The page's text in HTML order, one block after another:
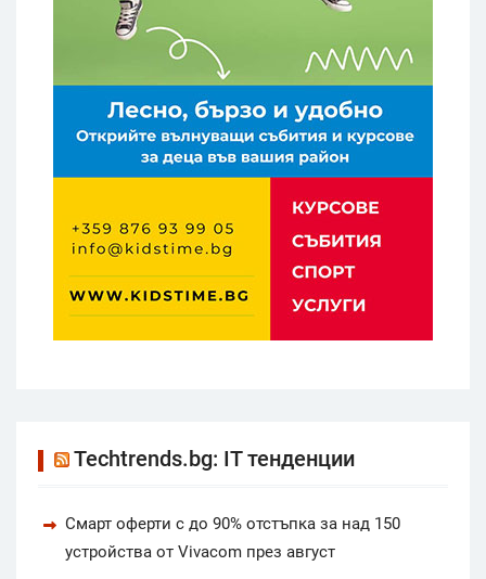
Techtrends.bg: IT тенденции
Смарт оферти с до 90% отстъпка за над 150
устройства от Vivacom през август